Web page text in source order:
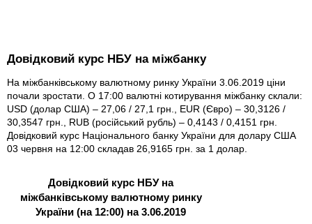
Довідковий курс НБУ на міжбанку
На міжбанківському валютному ринку України 3.06.2019 ціни
почали зростати. О 17:00 валютні котирування міжбанку склали:
USD (долар США) – 27,06 / 27,1 грн., EUR (Євро) – 30,3126 /
30,3547 грн., RUB (російський рубль) – 0,4143 / 0,4151 грн.
Довідковий курс Національного банку України для долару США
03 червня на 12:00 складав 26,9165 грн. за 1 долар.
Довідковий курс НБУ на
міжбанківському валютному ринку
України (на 12:00) на 3.06.2019